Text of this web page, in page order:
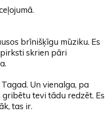
brīnišķīgu mūziku. Es
skrien pāri
Un vienalga, pa
tevi tādu redzēt. Es
tas ir.